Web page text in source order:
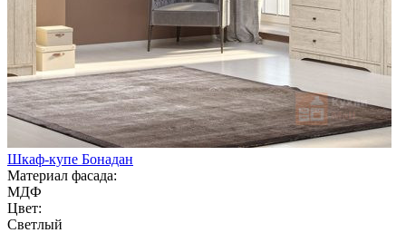
Шкаф-купе Бонадан
Материал фасада:
МДФ
Цвет:
Светлый